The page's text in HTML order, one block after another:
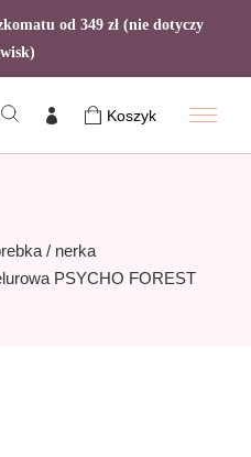
od 349 zł (nie dotyczy
Koszyk
/ nerka
PSYCHO FOREST